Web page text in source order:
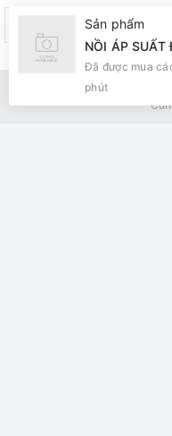
Bản
Sản phẩm
Đã được mua
phút